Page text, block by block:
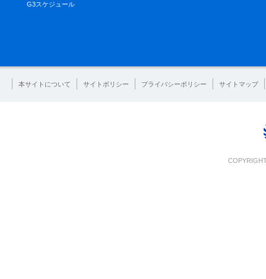
G3スケジュール
本サイトについて サイトポリシー プライバシーポリシー サイトマップ